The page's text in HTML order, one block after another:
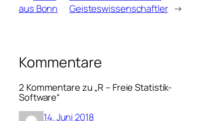
aus Bonn
Geisteswissenschaftler →
Kommentare
2 Kommentare zu „R – Freie Statistik-
Software“
14. Juni 2018